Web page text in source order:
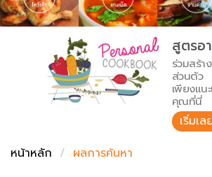
เคล็ดลับน่ารู้
เปรียบเทียบหน่วยการตวง
เปรียบเทียบอุณหภูมิ
เปรียบเทียบน้ำหนักวัตถุดิบ
FoodPedia
สร้าง Cookbook
สูตรอ
ร่วมสร้า
ส่วนตัว
เพียงแน
คุณที่นี่
เริ่มเล
หน้าหลัก
ผลการค้นหา